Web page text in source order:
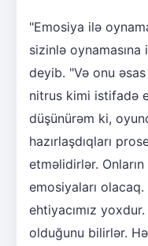
"Emosiya ilə
sizinlə
deyib. "Və onu
nitrus kimi istifadə
düşünürəm ki,
hazırlaşdıqları
etməlidirlər.
emosiyaları
ehtiyacımız
olduğunu bilirlər.